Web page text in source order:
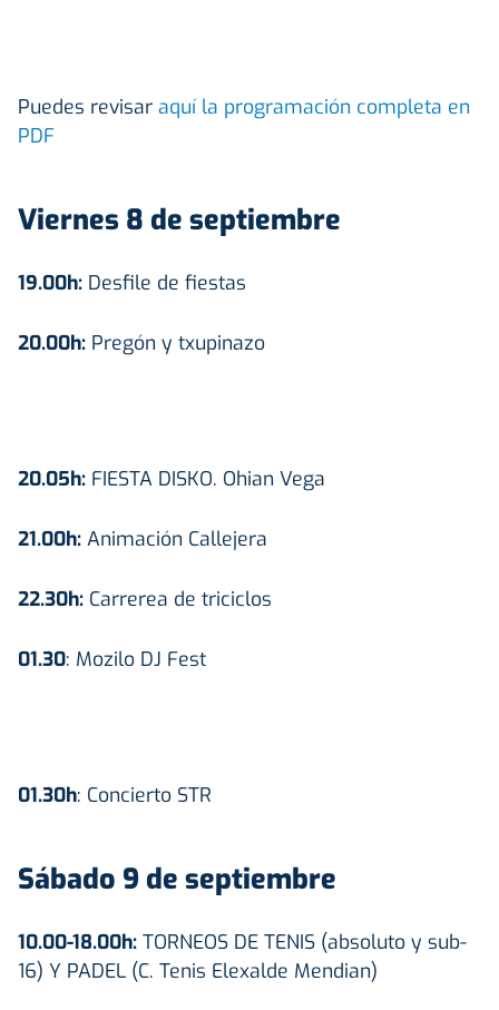
Puedes revisar aquí la programación completa en
PDF
Viernes 8 de septiembre
19.00h: Desfile de fiestas
20.00h: Pregón y txupinazo
20.05h: FIESTA DISKO. Ohian Vega
21.00h: Animación Callejera
22.30h: Carrerea de triciclos
01.30: Mozilo DJ Fest
01.30h: Concierto STR
Sábado 9 de septiembre
10.00-18.00h: TORNEOS DE TENIS (absoluto y sub-
16) Y PADEL (C. Tenis Elexalde Mendian)